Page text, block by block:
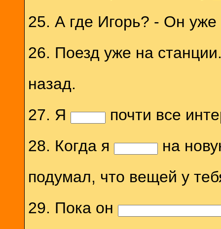
25. А где Игорь? - Он уже
26. Поезд уже на
назад.
27. Я
почти все
28. Когда я
на
подумал, что вещей у
29. Пока он